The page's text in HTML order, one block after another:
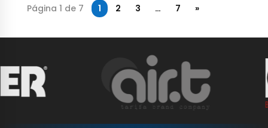
Página 1 de 7 1 2 3 … 7 »